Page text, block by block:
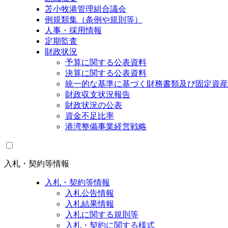
苫小牧港管理組合議会
例規類集（条例や規則等）
人事・採用情報
定期監査
財政状況
予算に関する公表資料
決算に関する公表資料
統一的な基準に基づく財務書類及び固定資
財政収支状況報告
財政状況の公表
資金不足比率
港湾整備事業経営戦略
入札・契約等情報
入札・契約等情報
入札公告情報
入札結果情報
入札に関する規則等
入札・契約に関する様式